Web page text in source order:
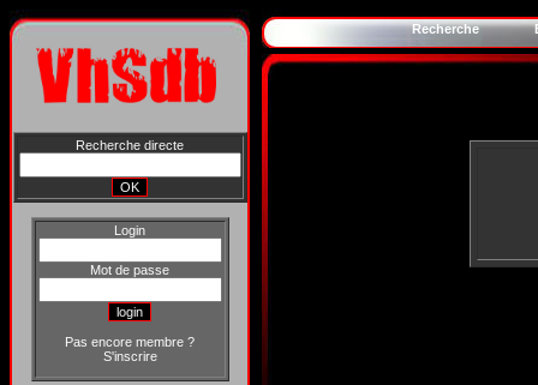
Recherche directe
Login
Mot de passe
Pas encore membre ?
S'inscrire
Recherche